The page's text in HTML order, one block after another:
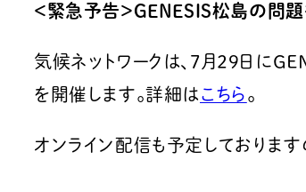
＜緊急予告＞GENESIS松島の問
気候ネットワークは、7月29日に
を開催します。詳細は こちら 。
オンライン配信も予定しておりま